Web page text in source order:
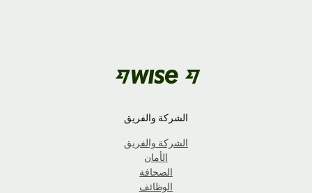
الشركة والفريق
الشركة والفريق
الأمان
الصحافة
الوظائف